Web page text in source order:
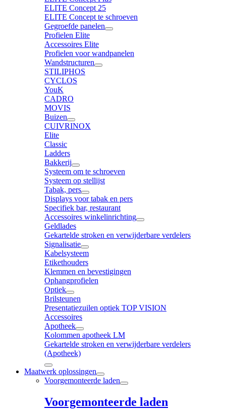
ELITE Concept 25
ELITE Concept te schroeven
Gegroefde panelen
Profielen Elite
Accessoires Elite
Profielen voor wandpanelen
Wandstructuren
STILIPHOS
CYCLOS
YouK
CADRO
MOVIS
Buizen
CUIVRINOX
Elite
Classic
Ladders
Bakkerij
Systeem om te schroeven
Systeem op stellijst
Tabak, pers
Displays voor tabak en pers
Specifiek bar, restaurant
Accessoires winkelinrichting
Geldlades
Gekartelde stroken en verwijderbare verdelers
Signalisatie
Kabelsysteem
Etikethouders
Klemmen en bevestigingen
Ophangprofielen
Optiek
Brilsteunen
Presentatiezuilen optiek TOP VISION
Accessoires
Apotheek
Kolommen apotheek LM
Gekartelde stroken en verwijderbare verdelers
(Apotheek)
Maatwerk oplossingen
Voorgemonteerde laden
Voorgemonteerde laden